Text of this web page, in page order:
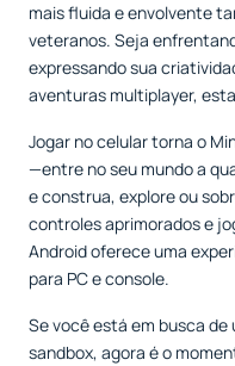
mais fluida e envolvente
veteranos. Seja
expressando sua
aventuras multiplayer,
Jogar no celular torna o
—entre no seu mundo a
e construa, explore ou
controles aprimorados e
Android oferece uma
para PC e console.
Se você está em busca
sandbox, agora é o